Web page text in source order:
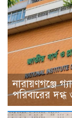
নারায়ণগঞ্জে
পরিবারের দগ্ধ